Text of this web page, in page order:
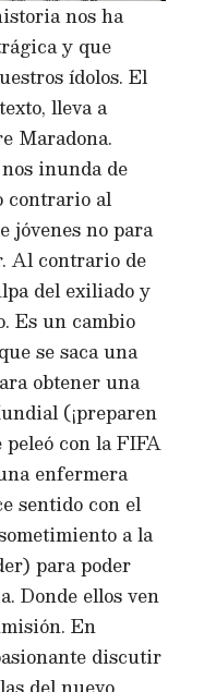
nos ha
y que
ídolos. El
lleva a
Maradona.
inunda de
contrario al
jóvenes no para
Al contrario de
del exiliado y
Es un cambio
se saca una
obtener una
(¡preparen
peleó con la FIFA
enfermera
sentido con el
a la
para poder
Donde ellos ven
En
discutir